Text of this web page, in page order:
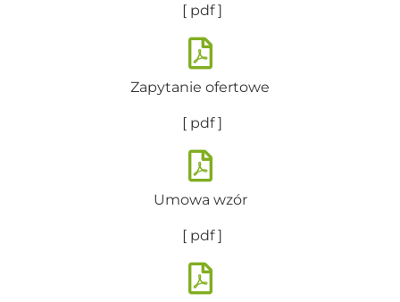
[ pdf ]
Zapytanie ofertowe
[ pdf ]
Umowa wzór
[ pdf ]